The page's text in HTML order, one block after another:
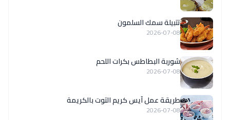
تتبيلة سمك السلمون
2026-07-08
شوربة البطاطس بكرات اللحم
2026-07-08
طريقة عمل آيس كريم التوت بالكريمة
2026-07-08